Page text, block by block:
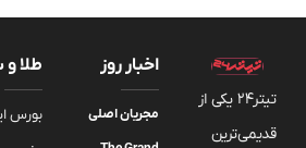
تیتر24 یکی از
قدیمی‌ترین
اخبار روز
مجریان اصلی
طلا
بورس